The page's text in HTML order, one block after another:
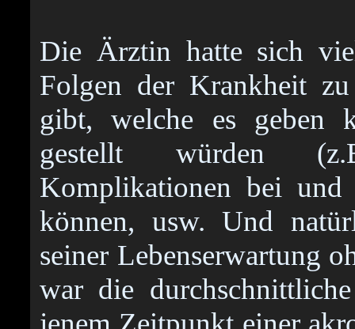
Die Ärztin hatte sich
Folgen der Krankheit
gibt, welche es geben
gestellt würden
Komplikationen bei und
können, usw. Und
seiner Lebenserwartung
war die